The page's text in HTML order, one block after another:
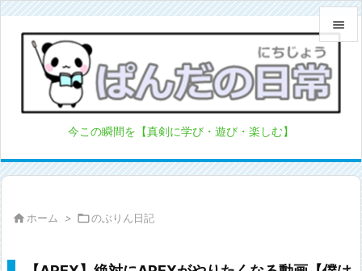
今この瞬間を【真剣に学び・遊び・楽しむ】

メニュ

サイド
前へ
ホーム > のぶりん日記